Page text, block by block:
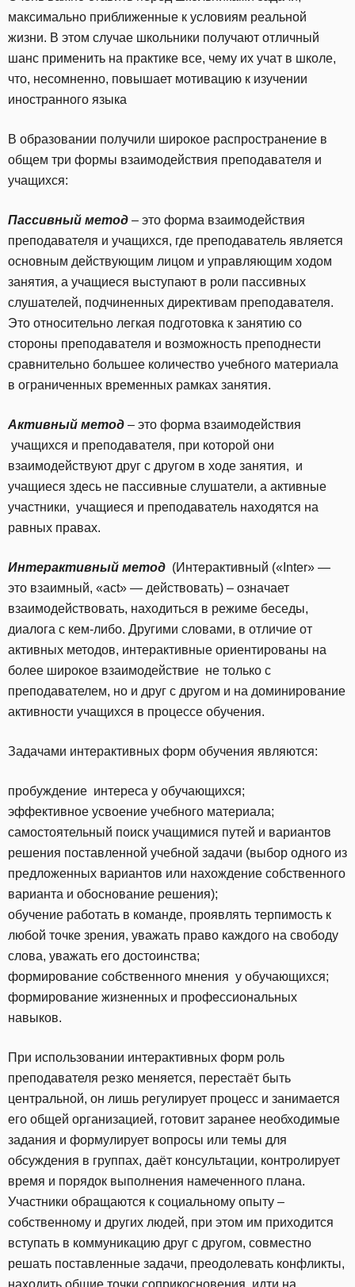
максимально приближенные к условиям реальной
жизни. В этом случае школьники получают отличный
шанс применить на практике все, чему их учат в школе,
что, несомненно, повышает мотивацию к изучении
иностранного языка
В образовании получили широкое распространение в
общем три формы взаимодействия преподавателя и
учащихся:
Пассивный метод – это форма взаимодействия
преподавателя и учащихся, где преподаватель является
основным действующим лицом и управляющим ходом
занятия, а учащиеся выступают в роли пассивных
слушателей, подчиненных директивам преподавателя.
Это относительно легкая подготовка к занятию со
стороны преподавателя и возможность преподнести
сравнительно большее количество учебного материала
в ограниченных временных рамках занятия.
Активный метод – это форма взаимодействия
учащихся и преподавателя, при которой они
взаимодействуют друг с другом в ходе занятия, и
учащиеся здесь не пассивные слушатели, а активные
участники, учащиеся и преподаватель находятся на
равных правах.
Интерактивный метод (Интерактивный («Inter» —
это взаимный, «act» — действовать) – означает
взаимодействовать, находиться в режиме беседы,
диалога с кем-либо. Другими словами, в отличие от
активных методов, интерактивные ориентированы на
более широкое взаимодействие не только с
преподавателем, но и друг с другом и на доминирование
активности учащихся в процессе обучения.
Задачами интерактивных форм обучения являются:
пробуждение интереса у обучающихся;
эффективное усвоение учебного материала;
самостоятельный поиск учащимися путей и вариантов
решения поставленной учебной задачи (выбор одного из
предложенных вариантов или нахождение собственного
варианта и обоснование решения);
обучение работать в команде, проявлять терпимость к
любой точке зрения, уважать право каждого на свободу
слова, уважать его достоинства;
формирование собственного мнения у обучающихся;
формирование жизненных и профессиональных
навыков.
При использовании интерактивных форм роль
преподавателя резко меняется, перестаёт быть
центральной, он лишь регулирует процесс и занимается
его общей организацией, готовит заранее необходимые
задания и формулирует вопросы или темы для
обсуждения в группах, даёт консультации, контролирует
время и порядок выполнения намеченного плана.
Участники обращаются к социальному опыту –
собственному и других людей, при этом им приходится
вступать в коммуникацию друг с другом, совместно
решать поставленные задачи, преодолевать конфликты,
находить общие точки соприкосновения, идти на